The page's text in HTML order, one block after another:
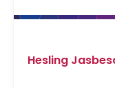
Hesling